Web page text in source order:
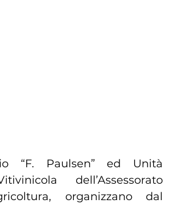
“F. Paulsen” ed Unità
dell’Assessorato
organizzano dal